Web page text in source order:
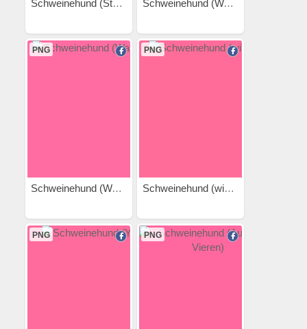
Schweinehund (Stelzen) Schweinehund (Wackelig)
PNG
Schweinehund (Walken 2)
PNG
Schweinehund (winkt 2)
PNG PNG